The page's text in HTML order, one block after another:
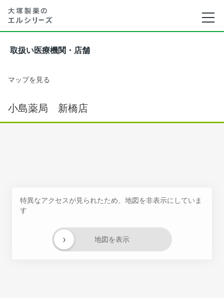
取扱い医療機関・店舗
マップを見る
小島薬局 新橋店
特異なアクセスが見られたため、地図を非表示にしていま
す
地図を表示
›